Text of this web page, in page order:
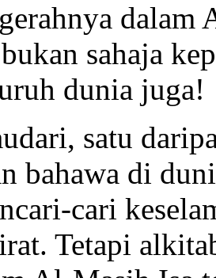
dalam
sahaja
dunia juga!
satu
bahawa di
cari
Tetapi